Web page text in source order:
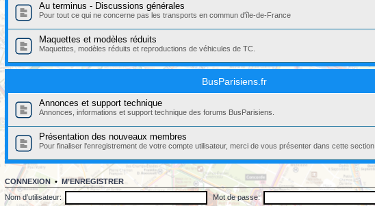
Au terminus - Discussions générales
Pour tout ce qui ne concerne pas les transports en commun d'île-de-France
Maquettes et modèles réduits
Maquettes, modèles réduits et reproductions de véhicules de TC.
BusParisiens.fr
Annonces et support technique
Annonces, informations et support technique des forums BusParisiens.
Présentation des nouveaux membres
Pour finaliser l'enregistrement de votre compte utilisateur, merci de vous présenter dans cette section.
CONNEXION • M’ENREGISTRER
Nom d’utilisateur:
Mot de passe: